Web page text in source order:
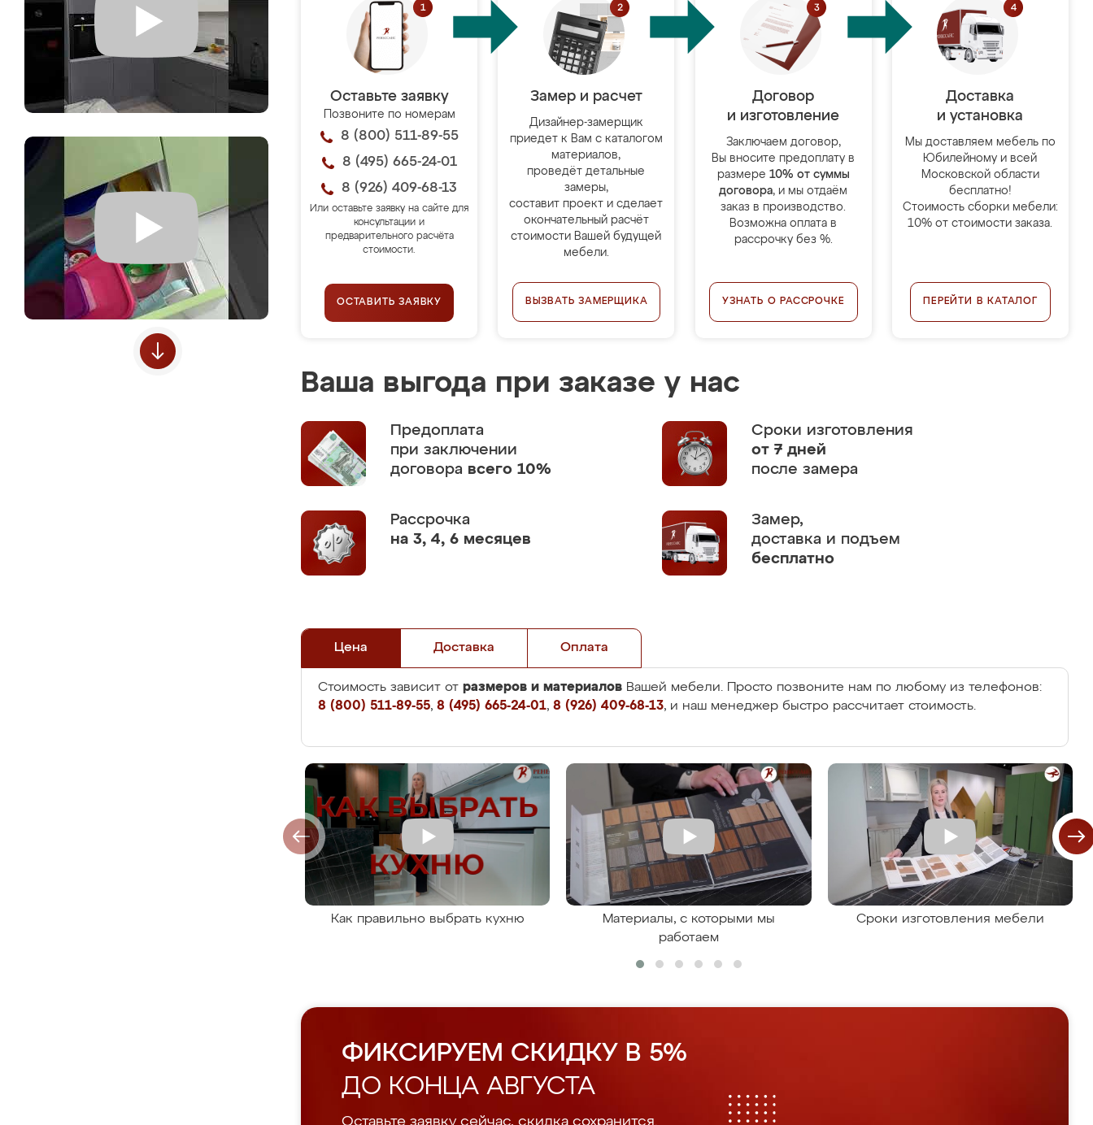
Оставьте заявку
Позвоните по номерам
8 (800) 511-89-55
8 (495) 665-24-01
8 (926) 409-68-13
Или оставьте заявку на сайте для
консультации и
предварительного расчёта
стоимости.
ОСТАВИТЬ ЗАЯВКУ
Замер и расчет
Дизайнер-замерщик
приедет к Вам с каталогом
материалов,
проведёт детальные
замеры,
составит проект и сделает
окончательный расчёт
стоимости Вашей будущей
мебели.
ВЫЗВАТЬ ЗАМЕРЩИКА
Договор
и изготовление
Заключаем договор,
Вы вносите предоплату в
размере 10% от суммы
договора, и мы отдаём
заказ в производство.
Возможна оплата в
рассрочку без %.
УЗНАТЬ О РАССРОЧКЕ
Доставка
и установка
Мы доставляем мебель по
Юбилейному и всей
Московской области
бесплатно!
Стоимость сборки мебели:
10% от стоимости заказа.
ПЕРЕЙТИ В КАТАЛОГ
Ваша выгода при заказе у нас
Предоплата
при заключении
договора всего 10%
Сроки изготовления
от 7 дней
после замера
Рассрочка
на 3, 4, 6 месяцев
Замер,
доставка и подъем
бесплатно
Цена Доставка Оплата
Стоимость зависит от размеров и материалов Вашей мебели. Просто позвоните нам по любому из телефонов:
8 (800) 511-89-55, 8 (495) 665-24-01, 8 (926) 409-68-13, и наш менеджер быстро рассчитает стоимость.
Как правильно выбрать кухню
Материалы, с которыми мы
работаем
Сроки изготовления мебели
ФИКСИРУЕМ СКИДКУ В 5%
ДО КОНЦА АВГУСТА
Оставьте заявку сейчас, скидка сохранится.